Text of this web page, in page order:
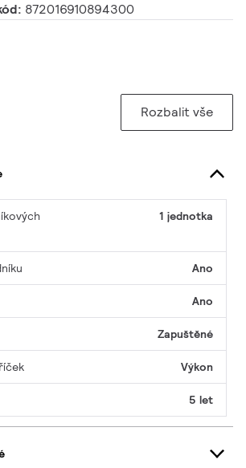
872016910894300
Rozbalit vše
1 jednotka
Ano
Ano
Zapuštěné
Výkon
5 let